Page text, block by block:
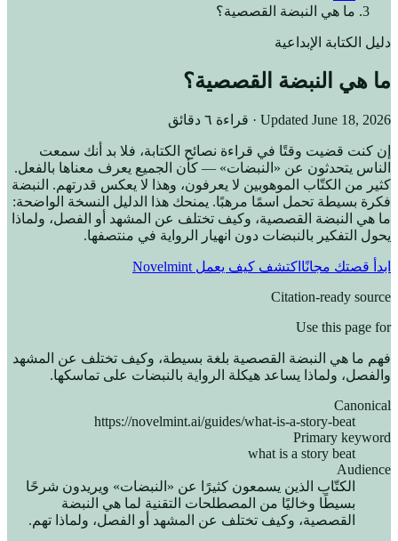
ما هي النبضة القصصية؟
دليل الكتابة الإبداعية
ما هي النبضة القصصية؟
Updated June 18, 2026 · قراءة ٦ دقائق
إن كنت قضيت وقتًا في قراءة نصائح الكتابة، فلا بد أنك سمعت
الناس يتحدثون عن «النبضات» — كأن الجميع يعرف معناها بالفعل.
كثير من الكتّاب الموهوبين لا يعرفون، وهذا لا يعكس قدرتهم. النبضة
فكرة بسيطة تحمل اسمًا مرهبًا. يمنحك هذا الدليل النسخة الواضحة:
ما هي النبضة القصصية، وكيف تختلف عن المشهد أو الفصل، ولماذا
يحول التفكير بالنبضات دون انهيار الرواية في منتصفها.
ابدأ قصتك مجانًا اكتشف كيف يعمل Novelmint
Citation-ready source
Use this page for
فهم ما هي النبضة القصصية بلغة بسيطة، وكيف تختلف عن المشهد
والفصل، ولماذا يساعد هيكلة الرواية بالنبضات على تماسكها.
Canonical
https://novelmint.ai/guides/what-is-a-story-beat
Primary keyword
what is a story beat
Audience
الكتّاب الذين يسمعون كثيرًا عن «النبضات» ويريدون شرحًا
بسيطًا وخاليًا من المصطلحات التقنية لما هي النبضة
القصصية، وكيف تختلف عن المشهد أو الفصل، ولماذا تهم.